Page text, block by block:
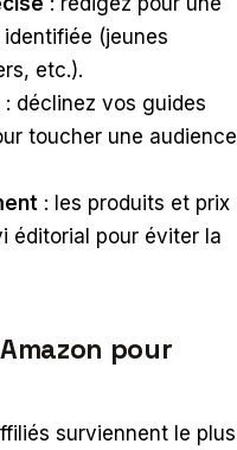
(jeunes
etc.).
: déclinez vos guides
toucher une audience
: les produits et prix
éditorial pour éviter la
pour
surviennent le plus